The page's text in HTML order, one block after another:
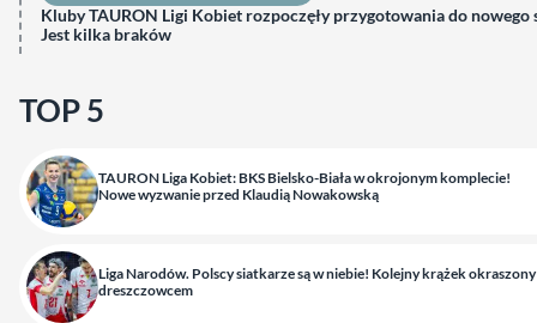
Kluby TAURON Ligi Kobiet rozpoczęły przygotowania do nowego
Jest kilka braków
TOP 5
TAURON Liga Kobiet: BKS Bielsko-Biała w okrojonym komplecie!
Nowe wyzwanie przed Klaudią Nowakowską
Liga Narodów. Polscy siatkarze są w niebie! Kolejny krążek okraszony
dreszczowcem